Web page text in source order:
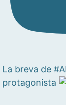
La breva de
protagonista